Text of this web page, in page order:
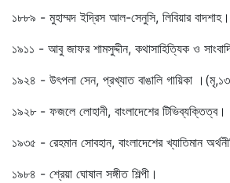
১৮৮৯ - মুহাম্মদ ইদ্রিস আল-সেনুসি, লিবিয়ার বাদশাহ।
১৯১১ - আবু জাফর শামসুদ্দীন, কথাসাহিত্যিক ও
১৯২৪ - উৎপলা সেন, প্রখ্যাত বাঙালি গায়িকা
১৯২৮ - ফজলে লোহানী, বাংলাদেশের টিভিব্যক্তিত্ব।
১৯৩৫ - রেহমান সোবহান, বাংলাদেশের খ্যাতিমান
১৯৮৪ - শ্রেয়া ঘোষাল সঙ্গীত শিল্পী।